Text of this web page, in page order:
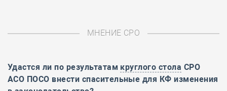
МНЕНИЕ СРО
Удастся ли по результатам круглого стола СРО
АСО ПОСО внести спасительные для КФ изменения